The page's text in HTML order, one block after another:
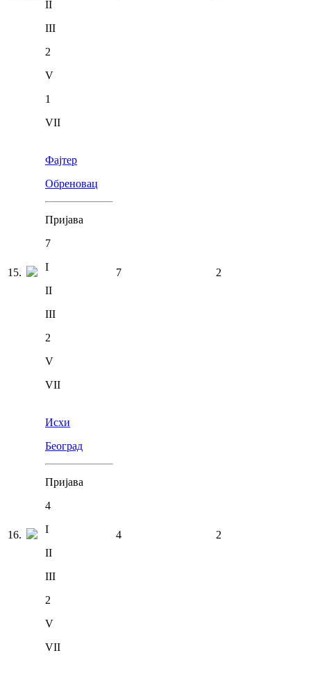
II
III
2
V
1
VII
15.
Фајтер
Обреновац
Пријава
7
I
II
III
2
V
VII
7 2
16.
Исхи
Београд
Пријава
4
I
II
III
2
V
VII
4 2